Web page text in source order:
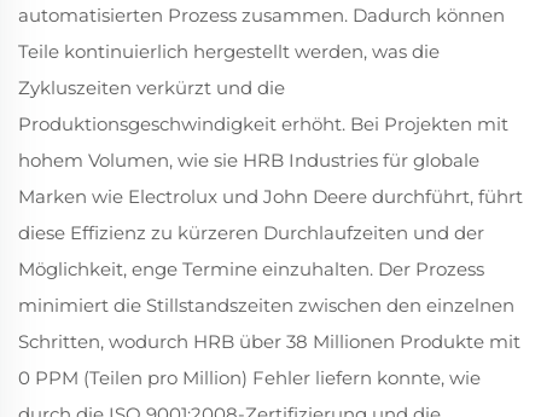
automatisierten Prozess zusammen. Dadurch können
Teile kontinuierlich hergestellt werden, was die
Zykluszeiten verkürzt und die
Produktionsgeschwindigkeit erhöht. Bei Projekten mit
hohem Volumen, wie sie HRB Industries für globale
Marken wie Electrolux und John Deere durchführt, führt
diese Effizienz zu kürzeren Durchlaufzeiten und der
Möglichkeit, enge Termine einzuhalten. Der Prozess
minimiert die Stillstandszeiten zwischen den einzelnen
Schritten, wodurch HRB über 38 Millionen Produkte mit
0 PPM (Teilen pro Million) Fehler liefern konnte, wie